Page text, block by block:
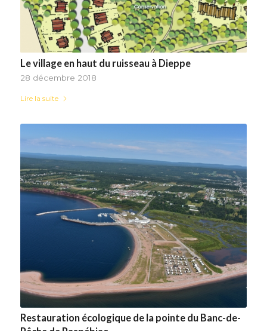
Le village en haut du ruisseau à Dieppe
28 décembre 2018
Lire la suite
Restauration écologique de la pointe du Banc-de-